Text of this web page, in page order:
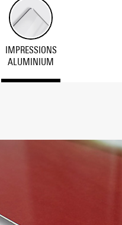
IMPRESSIONS
ALUMINIUM